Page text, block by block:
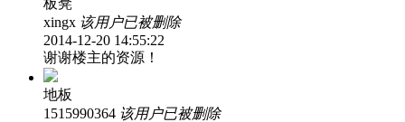
xingx 该用户已被删除
2014-12-20 14:55:22
谢谢楼主的资源！
地板
1515990364 该用户已被删除